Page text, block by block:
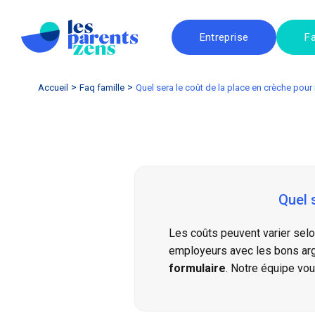
Entreprise
Accueil faq famille Quel sera le coût de la place en crèche
Quel
Les coûts peuvent varier
employeurs avec les bons
formulaire. Notre équipe